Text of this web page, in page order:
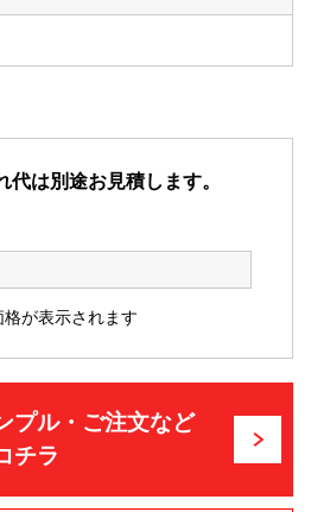
は別途お見積します。
が表示されます
プル・ご注文など
チラ